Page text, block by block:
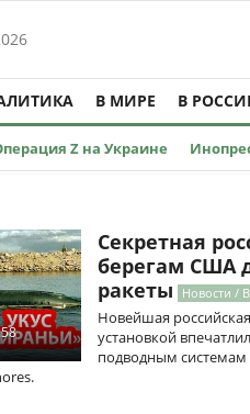
В МИРЕ В
Z на Украине
Секретная
берегам США
ракеты
Новости /
Новейшая
установкой
подводным